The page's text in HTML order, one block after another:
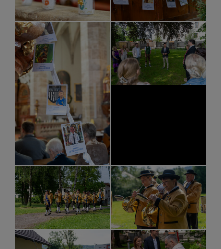
FRAGEN